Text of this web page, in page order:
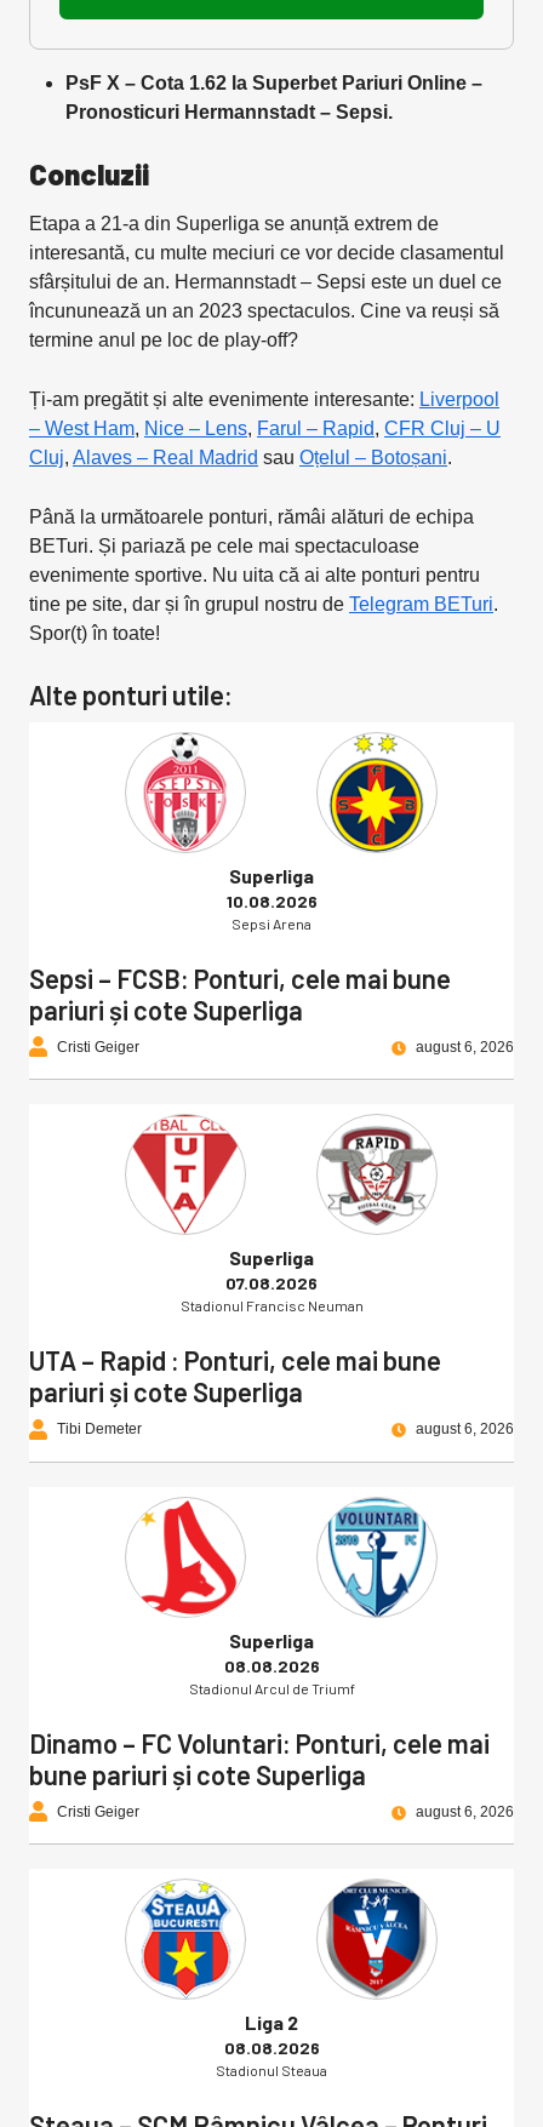
PsF X – Cota 1.62 la Superbet Pariuri Online –
Pronosticuri Hermannstadt – Sepsi.
Concluzii
Etapa a 21-a din Superliga se anunță extrem de
interesantă, cu multe meciuri ce vor decide clasamentul
sfârșitului de an. Hermannstadt – Sepsi este un duel ce
încununează un an 2023 spectaculos. Cine va reuși să
termine anul pe loc de play-off?
Ți-am pregătit și alte evenimente interesante: Liverpool
– West Ham, Nice – Lens, Farul – Rapid, CFR Cluj – U
Cluj, Alaves – Real Madrid sau Oțelul – Botoșani.
Până la următoarele ponturi, rămâi alături de echipa
BETuri. Și pariază pe cele mai spectaculoase
evenimente sportive. Nu uita că ai alte ponturi pentru
tine pe site, dar și în grupul nostru de Telegram BETuri.
Spor(t) în toate!
Alte ponturi utile:
Superliga
10.08.2026
Sepsi Arena
Sepsi – FCSB: Ponturi, cele mai bune
pariuri și cote Superliga
Cristi Geiger august 6, 2026
Superliga
07.08.2026
Stadionul Francisc Neuman
UTA – Rapid : Ponturi, cele mai bune
pariuri și cote Superliga
Tibi Demeter august 6, 2026
Superliga
08.08.2026
Stadionul Arcul de Triumf
Dinamo – FC Voluntari: Ponturi, cele mai
bune pariuri și cote Superliga
Cristi Geiger august 6, 2026
Liga 2
08.08.2026
Stadionul Steaua